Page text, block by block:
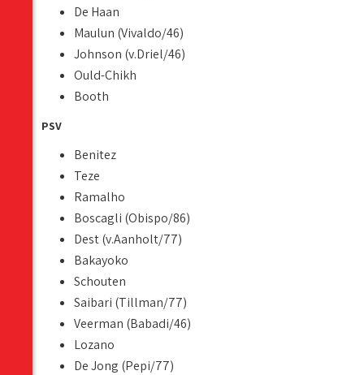
De Haan
Maulun (Vivaldo/46)
Johnson (v.Driel/46)
Ould-Chikh
Booth
PSV
Benitez
Teze
Ramalho
Boscagli (Obispo/86)
Dest (v.Aanholt/77)
Bakayoko
Schouten
Saibari (Tillman/77)
Veerman (Babadi/46)
Lozano
De Jong (Pepi/77)